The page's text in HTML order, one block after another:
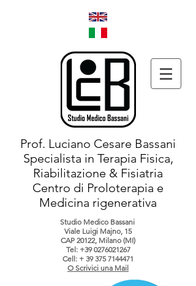
Prof. Luciano Cesare Bassani
Specialista in Terapia Fisica,
Riabilitazione & Fisiatria
Centro di Proloterapia e
Medicina rigenerativa
Studio Medico Bassani
Viale Luigi Majno, 15
CAP 20122, Milano (MI)
Tel: +39 0276021267
Cell: + 39 375 7144471
O Scrivici una Mail